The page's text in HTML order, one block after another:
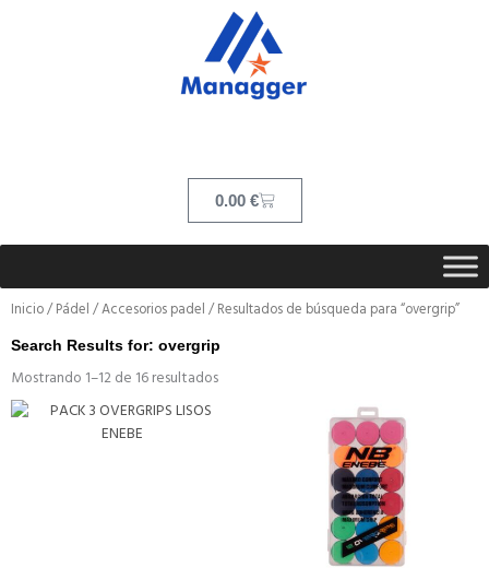
0.00 €Cart
Inicio/Pádel /Accesorios padel / Resultados de búsqueda para “overgrip”
Search Results for: overgrip
Mostrando 1–12 de 16 resultados